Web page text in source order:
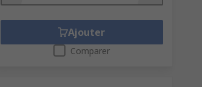
Ajouter
Comparer